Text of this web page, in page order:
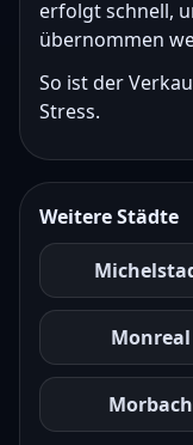
erfolgt schnell,
übernommen
So ist der
Stress.
Weitere Städte
Monreal
Morbach